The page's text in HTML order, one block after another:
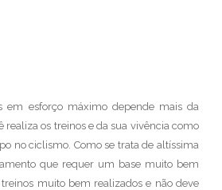
em esforço máximo depende mais da
os treinos e da sua vivência como
no ciclismo. Como se trata de altíssima
que requer um base muito bem
muito bem realizados e não deve